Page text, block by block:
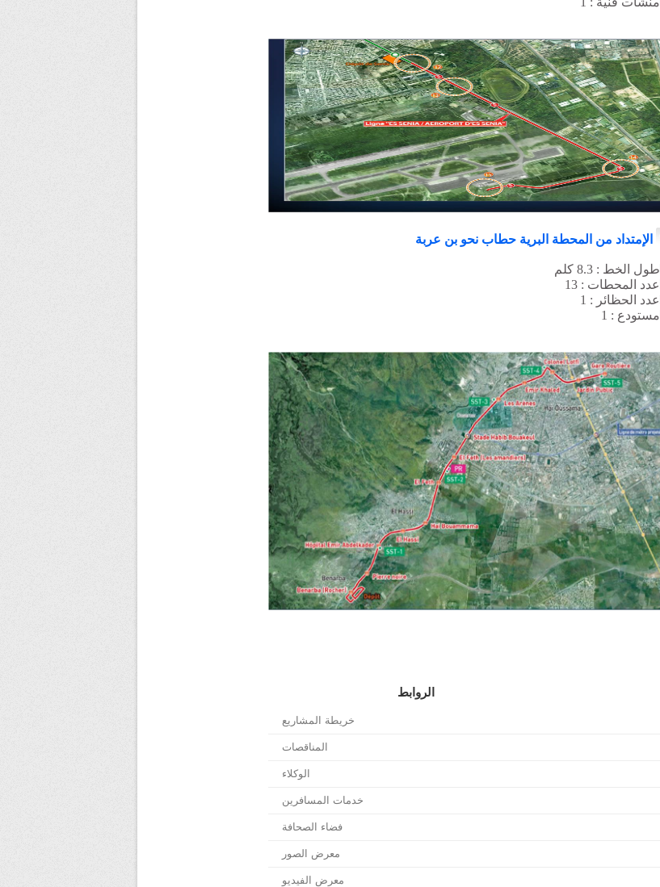
الإمتداد من المحطة البرية حطاب نحو بن عربة
طول الخط : 8.3
كلم
عدد المحطات : 13
عدد الحظائر : 1
مستودع : 1
الروابط
خريطة المشاريع
المناقصات
الوكلاء
خدمات المسافرين
فضاء الصحافة
معرض الصور
معرض الفيديو